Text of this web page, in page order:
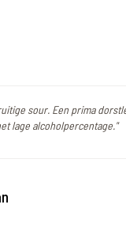
sour. Een prima
lage alcoholpercentage."